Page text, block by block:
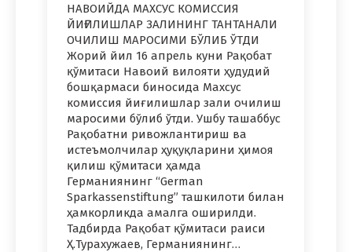
НАВОИЙДА МАХСУС КОМИССИЯ
ЙИҒИЛИШЛАР ЗАЛИНИНГ ТАНТАНАЛИ
ОЧИЛИШ МАРОСИМИ БЎЛИБ ЎТДИ
Жорий йил 16 апрель куни Рақобат
қўмитаси Навоий вилояти ҳудудий
бошқармаси биносида Махсус
комиссия йиғилишлар зали очилиш
маросими бўлиб ўтди. Ушбу ташаббус
Рақобатни ривожлантириш ва
истеъмолчилар ҳуқуқларини ҳимоя
қилиш қўмитаси ҳамда
Германиянинг “German
Sparkassenstiftung” ташкилоти билан
ҳамкорликда амалга оширилди.
Тадбирда Рақобат қўмитаси раиси
Ҳ.Турахужаев, Германиянинг…